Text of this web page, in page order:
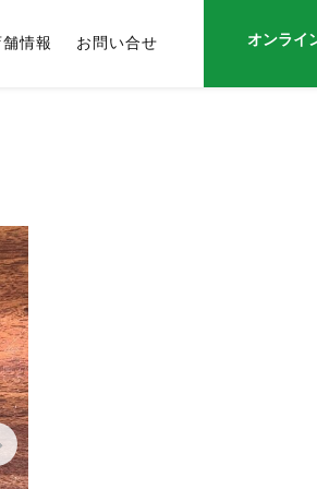
舗情報 お問い合せ オンライ